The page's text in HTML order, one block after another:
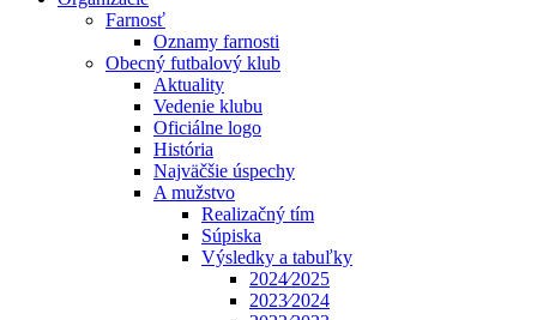
Farnosť
Oznamy farnosti
Obecný futbalový klub
Aktuality
Vedenie klubu
Oficiálne logo
História
Najväčšie úspechy
A mužstvo
Realizačný tím
Súpiska
Výsledky a tabuľky
2024⁄2025
2023⁄2024